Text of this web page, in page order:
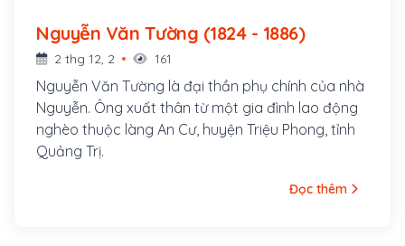
Nguyễn Văn Tường (1824 - 1886)
2 thg 12, 2 161
Nguyễn Văn Tường là đại thần phụ chính của nhà
Nguyễn. Ông xuất thân từ một gia đình lao động
nghèo thuộc làng An Cư, huyện Triệu Phong, tỉnh
Quảng Trị.
Đọc thêm